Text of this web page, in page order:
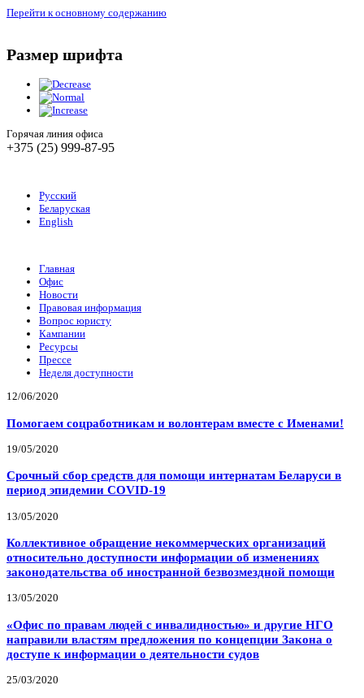
Перейти к основному содержанию
Размер шрифта
Горячая линия офиса
+375 (25) 999-87-95
Русский
Беларуская
English
Главная
Офис
Новости
Правовая информация
Вопрос юристу
Кампании
Ресурсы
Прессе
Неделя доступности
12/06/2020
Помогаем соцработникам и волонтерам вместе с Именами!
19/05/2020
Срочный сбор средств для помощи интернатам Беларуси в
период эпидемии COVID-19
13/05/2020
Коллективное обращение некоммерческих организаций
относительно доступности информации об изменениях
законодательства об иностранной безвозмездной помощи
13/05/2020
«Офис по правам людей с инвалидностью» и другие НГО
направили властям предложения по концепции Закона о
доступе к информации о деятельности судов
25/03/2020